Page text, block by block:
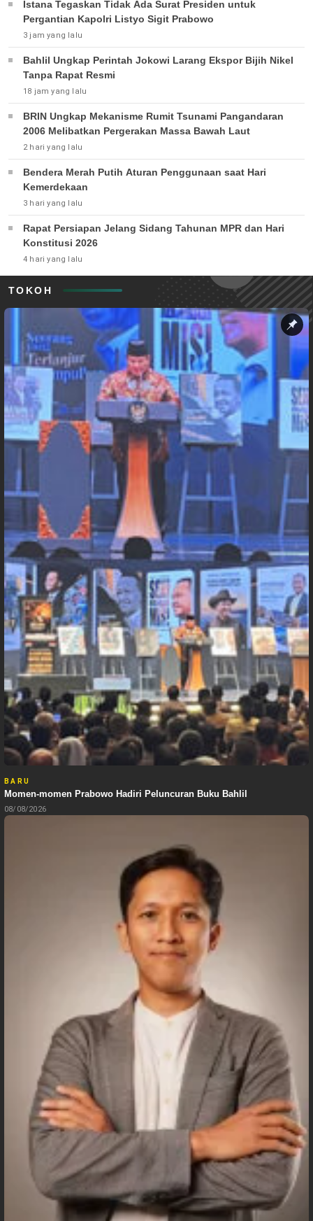
Istana Tegaskan Tidak Ada Surat Presiden untuk
Pergantian Kapolri Listyo Sigit Prabowo
3 jam yang lalu
Bahlil Ungkap Perintah Jokowi Larang Ekspor Bijih Nikel
Tanpa Rapat Resmi
18 jam yang lalu
BRIN Ungkap Mekanisme Rumit Tsunami Pangandaran
2006 Melibatkan Pergerakan Massa Bawah Laut
2 hari yang lalu
Bendera Merah Putih Aturan Penggunaan saat Hari
Kemerdekaan
3 hari yang lalu
Rapat Persiapan Jelang Sidang Tahunan MPR dan Hari
Konstitusi 2026
4 hari yang lalu
TOKOH
BARU
Momen-momen Prabowo Hadiri Peluncuran Buku Bahlil
08/08/2026